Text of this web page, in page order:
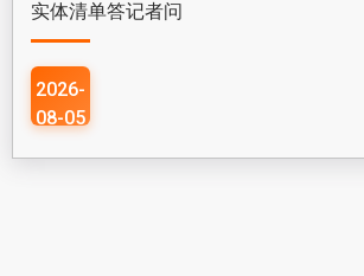
实体清单答记者问
2026-
08-05